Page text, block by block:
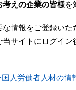
考えの企業の皆様を
情報をご登録い
サイトにログイ
国人労働者人材の情